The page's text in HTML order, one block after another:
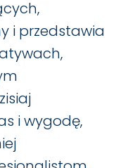
i przedstawia
i wygodę,